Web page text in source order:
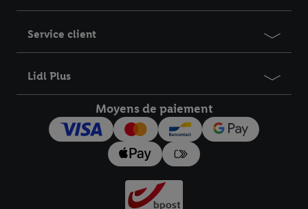
Service client
Lidl Plus
Moyens de paiement